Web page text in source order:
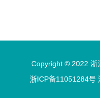
Copyright © 2022 浙
浙ICP备11051284号